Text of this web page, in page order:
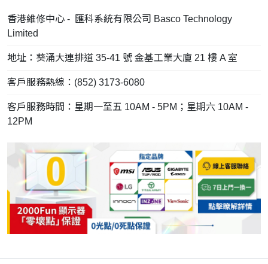
香港維修中心 - 匯科系統有限公司 Basco Technology
Limited
地址：葵涌大連排道 35-41 號 金基工業大廈 21 樓 A 室
客戶服務熱線：(852) 3173-6080
客戶服務時間：星期一至五 10AM - 5PM；星期六 10AM -
12PM